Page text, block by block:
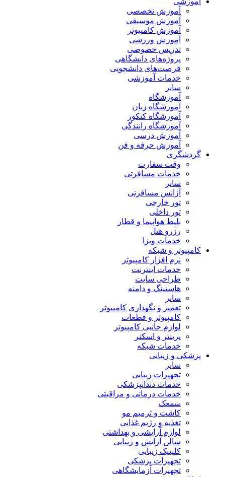
آموزش تخصصی
آموزش موسیقی
آموزش کامپیوتر
آموزش ورزشی
تدریس خصوصی
پروژه‌های دانشگاهی
فرصت‌های دانشجویی
خدمات آموزشی
سایر
آموزشگاه
آموزشگاه زبان
آموزشگاه کنکور
آموزشگاه رانندگی
آموزش درسی
آموزش حرفه و فن
گردشگری
وقت سفارت
خدمات مسافرتی
سایر
آژانس مسافرتی
تور خارجی
تور داخلی
بلیط هواپیما و قطار
رزرو هتل
خدمات ویزا
کامپیوتر و شبکه
نرم افزار کامپیوتر
خدمات اینترنت
طراحی سایت
هاستینگ و دامنه
سایر
تعمیر و نگهداری کامپیوتر
کامپیوتر و قطعات
لوازم جانبی کامپیوتر
پرینتر و اسکنر
خدمات شبکه
پزشکی و زیبایی
سایر
تجهیزات زیبایی
خدمات دندانپزشکی
خدمات درمانی و مراقبتی
سمعک
کاشت و ترمیم مو
تغذیه و رژیم غذایی
لوازم آرایشی و بهداشتی
سالن آرایش و زیبایی
کلینیک زیبایی
تجهیزات پزشکی
تجهیزات آزمایشگاهی